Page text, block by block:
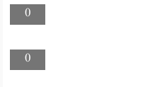
0
0